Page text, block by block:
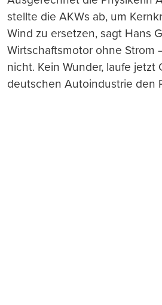
stellte die AKWs ab, um
Wind zu ersetzen, sagt Hans
Wirtschaftsmotor ohne Strom
nicht. Kein Wunder, laufe jetzt
deutschen Autoindustrie den